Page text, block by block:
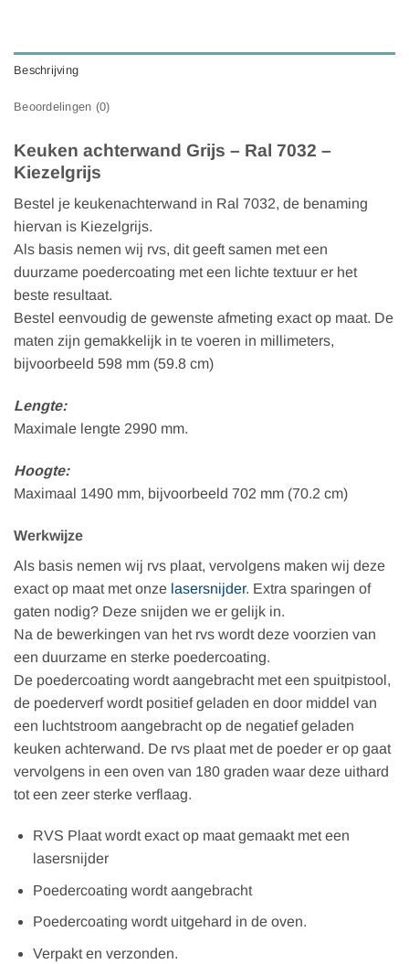
Beschrijving
Beoordelingen (0)
Keuken achterwand Grijs – Ral 7032 –
Kiezelgrijs
Bestel je keukenachterwand in Ral 7032, de benaming
hiervan is Kiezelgrijs.
Als basis nemen wij rvs, dit geeft samen met een
duurzame poedercoating met een lichte textuur er het
beste resultaat.
Bestel eenvoudig de gewenste afmeting exact op maat. De
maten zijn gemakkelijk in te voeren in millimeters,
bijvoorbeeld 598 mm (59.8 cm)
Lengte:
Maximale lengte 2990 mm.
Hoogte:
Maximaal 1490 mm, bijvoorbeeld 702 mm (70.2 cm)
Werkwijze
Als basis nemen wij rvs plaat, vervolgens maken wij deze
exact op maat met onze lasersnijder. Extra sparingen of
gaten nodig? Deze snijden we er gelijk in.
Na de bewerkingen van het rvs wordt deze voorzien van
een duurzame en sterke poedercoating.
De poedercoating wordt aangebracht met een spuitpistool,
de poederverf wordt positief geladen en door middel van
een luchtstroom aangebracht op de negatief geladen
keuken achterwand. De rvs plaat met de poeder er op gaat
vervolgens in een oven van 180 graden waar deze uithard
tot een zeer sterke verflaag.
RVS Plaat wordt exact op maat gemaakt met een
lasersnijder
Poedercoating wordt aangebracht
Poedercoating wordt uitgehard in de oven.
Verpakt en verzonden.